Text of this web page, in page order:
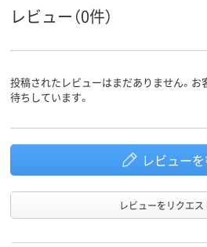
留め具の
有無
なし
封筒裏面
アスクル
商品環境
レビュー（0件）
投稿されたレビューはまだありません。
待ちしています。
レビューを
レビューをリクエス